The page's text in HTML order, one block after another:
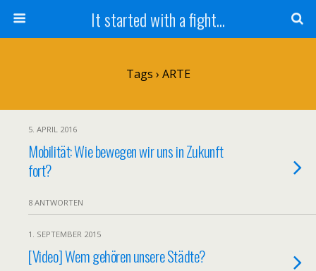
It started with a fight...
Tags › ARTE
5. APRIL 2016
Mobilität: Wie bewegen wir uns in Zukunft
fort?
8 ANTWORTEN
1. SEPTEMBER 2015
[Video] Wem gehören unsere Städte?